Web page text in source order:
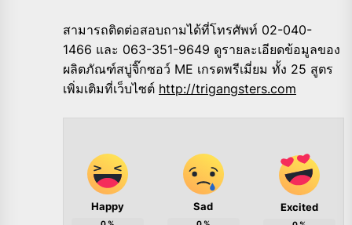
สามารถติดต่อสอบถามได้ที่โทรศัพท์ 02-040-
1466 และ 063-351-9649 ดูรายละเอียดข้อมูลของ
ผลิตภัณฑ์สบู่จิ๊กซอว์ ME เกรดพรีเมี่ยม ทั้ง 25 สูตร
เพิ่มเติมที่เว็บไซต์ http://trigangsters.com
Happy
0%
Sad
0%
Excited